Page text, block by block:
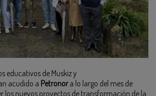
educativos de Muskiz y
acudido a Petronora lo largo del mes de
los nuevos proyectos de transformación de la